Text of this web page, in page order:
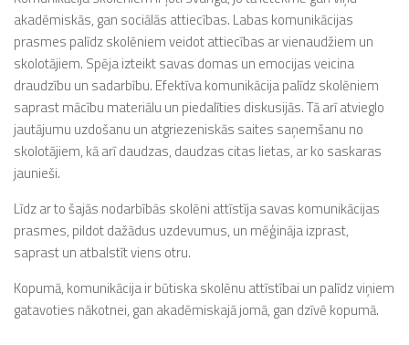
akadēmiskās, gan sociālās attiecības. Labas komunikācijas
prasmes palīdz skolēniem veidot attiecības ar vienaudžiem un
skolotājiem. Spēja izteikt savas domas un emocijas veicina
draudzību un sadarbību. Efektīva komunikācija palīdz skolēniem
saprast mācību materiālu un piedalīties diskusijās. Tā arī atvieglo
jautājumu uzdošanu un atgriezeniskās saites saņemšanu no
skolotājiem, kā arī daudzas, daudzas citas lietas, ar ko saskaras
jaunieši.
Līdz ar to šajās nodarbībās skolēni attīstīja savas komunikācijas
prasmes, pildot dažādus uzdevumus, un mēģināja izprast,
saprast un atbalstīt viens otru.
Kopumā, komunikācija ir būtiska skolēnu attīstībai un palīdz viņiem
gatavoties nākotnei, gan akadēmiskajā jomā, gan dzīvē kopumā.